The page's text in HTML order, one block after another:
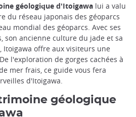
géologique d'Itoigawa lui a valu
du réseau japonais des géoparcs
mondial des géoparcs. Avec ses
son ancienne culture du jade et sa
Itoigawa offre aux visiteurs une
l'exploration de gorges cachées à
mer frais, ce guide vous fera
d'Itoigawa.
géologique